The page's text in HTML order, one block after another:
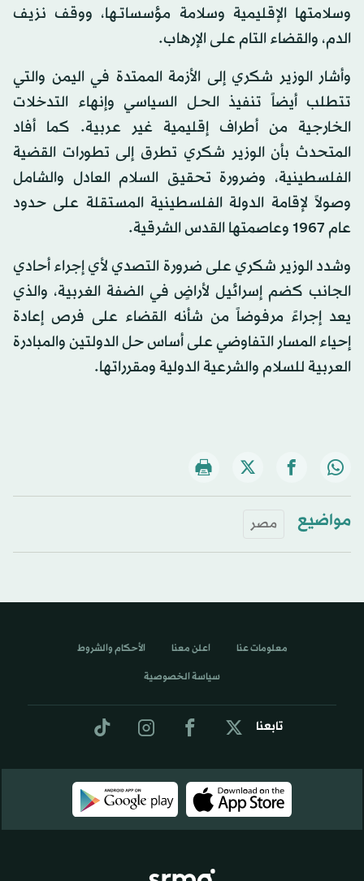
وسلامتها الإقليمية وسلامة مؤسساتـها، ووقف نزيف
الدم، والقضاء التام على الإرهاب.
وأشار الوزير شكري إلى الأزمة الممتدة في اليمن والتي
تتطلب أيضاً تنفيذ الحـل السياسي وإنهاء التدخلات
الخارجية من أطراف إقليمية غير عربية. كما أفاد
المتحدث بأن الوزير شكري تطرق إلى تطورات القضية
الفلسطينية، وضرورة تحقيق السلام العادل والشامل
وصولاً لإقامة الدولة الفلسطينية المستقلة على حدود
عام 1967 وعاصمتها القدس الشرقية.
وشدد الوزير شكري على ضرورة التصدي لأي إجراء أحادي
الجانب كضم إسرائيل لأراضٍ في الضفة الغربية، والذي
يعد إجراءً مرفوضاً من شأنه القضاء على فرص إعادة
إحياء المسار التفاوضي على أساس حل الدولتين والمبادرة
العربية للسلام والشرعية الدولية ومقرراتها.
مواضيع مصر
تابعنا
معلومات عنا اعلن معنا الأحكام والشروط
سياسة الخصوصية